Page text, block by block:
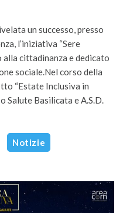
un successo, presso
l’iniziativa “Sere
alla cittadinanza e dedicato
sociale.Nel corso della
“Estate Inclusiva in
Salute Basilicata e A.S.D.
Notizie